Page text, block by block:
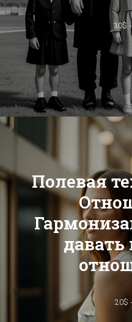
30$
Полевая
давать
20$